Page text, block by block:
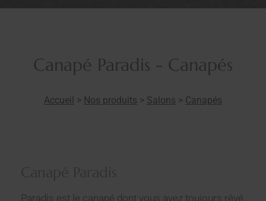
Canapé Paradis - Canapés
Accueil > Nos produits > Salons > Canapés
Paradis est le canapé dont vous avez toujours rêvé,